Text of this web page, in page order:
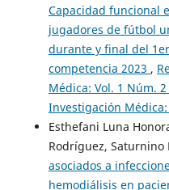
Capacidad funcional
jugadores de fútbol
durante y final del
competencia 2023 ,
Médica: Vol. 1 Núm.
Investigación
Esthefani Luna
Rodríguez, Saturnino
asociados a
hemodiálisis en